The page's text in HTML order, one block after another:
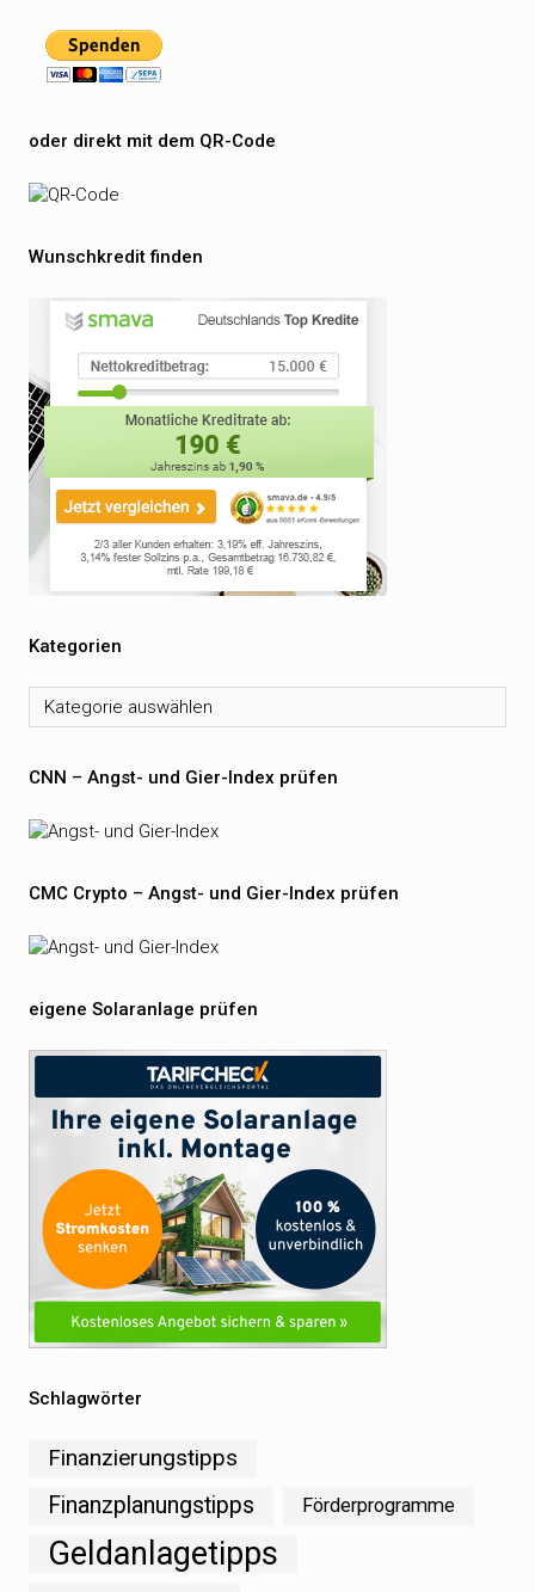
oder direkt mit dem QR-Code
Wunschkredit finden
Kategorien
Kategorien
CNN – Angst- und Gier-Index prüfen
CMC Crypto – Angst- und Gier-Index prüfen
eigene Solaranlage prüfen
Schlagwörter
Finanzierungstipps
Finanzplanungstipps
Förderprogramme
Geldanlagetipps